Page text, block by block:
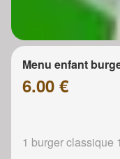
Menu enfant
6.00 €
1 burger classique